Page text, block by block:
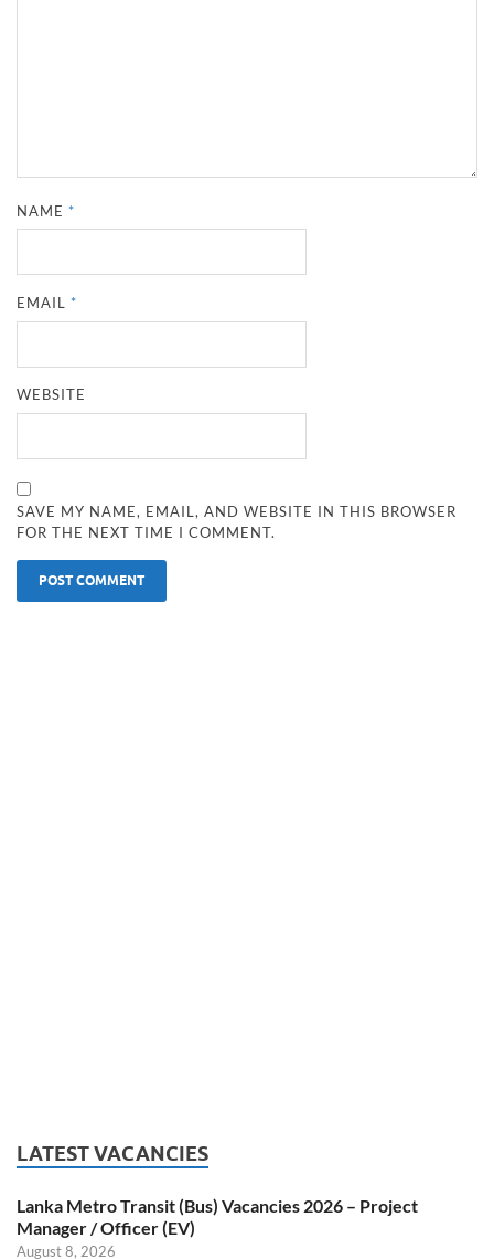
NAME*
EMAIL*
WEBSITE
SAVE MY NAME, EMAIL, AND WEBSITE IN THIS BROWSER
FOR THE NEXT TIME I COMMENT.
LATEST VACANCIES
Lanka Metro Transit (Bus) Vacancies 2026 – Project
Manager / Officer (EV)
August 8, 2026